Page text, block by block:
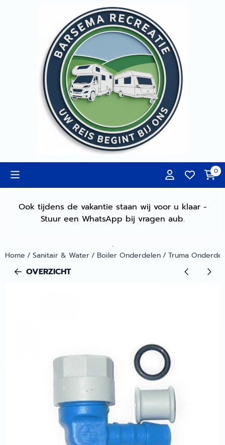
Cookievoorkeuren zijn momenteel gesloten.
0
Ook tijdens de vakantie staan wij voor u klaar -
Stuur een WhatsApp bij vragen aub.
.
Home / Sanitair & Water/ Boiler Onderdelen/ Truma
OVERZICHT